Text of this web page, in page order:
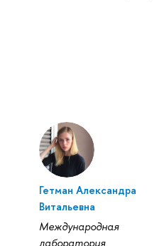
Гетман Александра
Витальевна
Международная
лаборатория